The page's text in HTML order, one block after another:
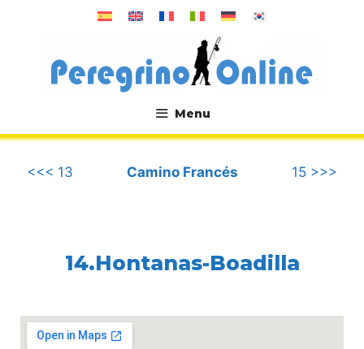
Menu
.
<<< 13
Camino Francés 15 >>>
14.Hontanas-Boadilla